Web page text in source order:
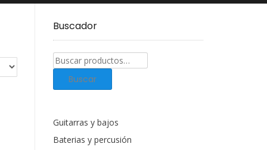
Buscador
Buscar
productos:
Buscar
Guitarras y bajos
Baterias y percusión